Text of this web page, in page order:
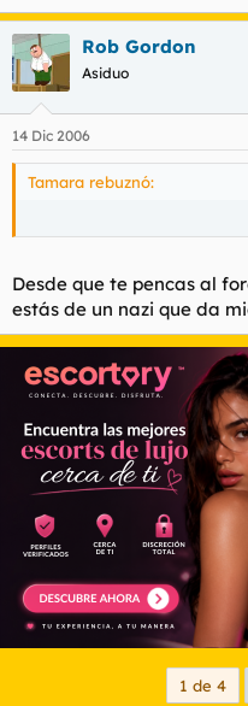
Rob Gordon
Asiduo
14 Dic 2006
Tamara rebuznó:
Desde que te pencas al
estás de un nazi que da
1 de 4